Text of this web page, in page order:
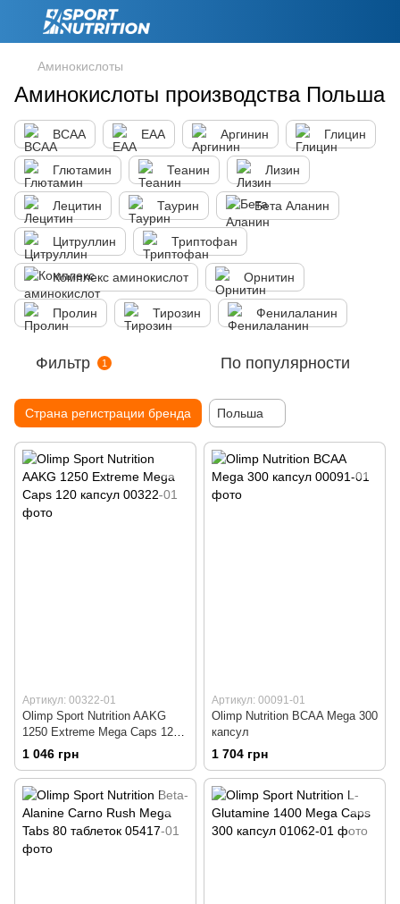
Аминокислоты
Аминокислоты производства Польша
BCAA EAA Аргинин Глицин
Глютамин Теанин Лизин
Лецитин Таурин Бета Аланин
Цитруллин Триптофан
Комплекс аминокислот Орнитин
Пролин Тирозин Фенилаланин
Фильтр 1 По популярности
Страна регистрации бренда Польша
Артикул: 00322-01
Olimp Sport Nutrition AAKG
1250 Extreme Mega Caps 120
капсул
1 046 грн
Артикул: 00091-01
Olimp Nutrition BCAA Mega 300
капсул
1 704 грн